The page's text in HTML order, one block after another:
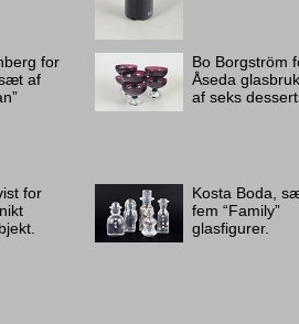
for
af
Bo Borgström
Åseda
af seks
for
Kosta Boda,
fem “Family”
glasfigurer.